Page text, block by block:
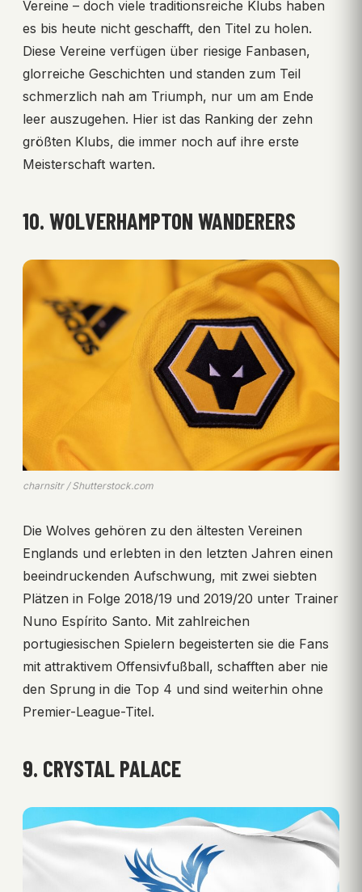
Vereine – doch viele traditionsreiche Klubs haben
es bis heute nicht geschafft, den Titel zu holen.
Diese Vereine verfügen über riesige Fanbasen,
glorreiche Geschichten und standen zum Teil
schmerzlich nah am Triumph, nur um am Ende
leer auszugehen. Hier ist das Ranking der zehn
größten Klubs, die immer noch auf ihre erste
Meisterschaft warten.
10. WOLVERHAMPTON WANDERERS
charnsitr / Shutterstock.com
Die Wolves gehören zu den ältesten Vereinen
Englands und erlebten in den letzten Jahren einen
beeindruckenden Aufschwung, mit zwei siebten
Plätzen in Folge 2018/19 und 2019/20 unter Trainer
Nuno Espírito Santo. Mit zahlreichen
portugiesischen Spielern begeisterten sie die Fans
mit attraktivem Offensivfußball, schafften aber nie
den Sprung in die Top 4 und sind weiterhin ohne
Premier-League-Titel.
9. CRYSTAL PALACE